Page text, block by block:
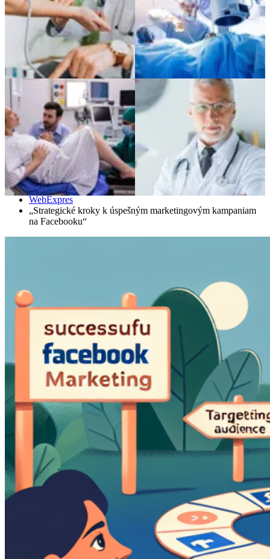
Domáce
WebExpres
„Strategické kroky k úspešným marketingovým kampaniam
na Facebooku“